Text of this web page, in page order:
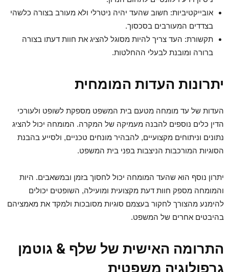
אובייקטיביות: חשוב שהעד יהיה ניטרלי ולא מעורב בצורה כלשהי
בצדדים המעורבים בסכסוך.
תקשורת: העד צריך להיות מסוגל להציג את חוות דעתו בצורה
ברורה ומובנת לבעלי ההחלטות.
יתרונות העדות המומחית
העדות של עד מומחה מטעם בית המשפט מספקת לשופט ולעורכי
הדין כלים נוספים להבנה מעמיקה של המקרה. המומחה יכול להציג
נתונים וניתוחים מקצועיים, להבהיר מונחים טכניים, ולסייע בהבנת
הסוגיות המורכבות הניצבות בפני בית המשפט.
יתרון נוסף הוא שהעד המומחה יכול לחסוך בזמן ובמשאבים. היות
והמומחה מספק חוות דעת מקצועית ומועילה, השופטים יכולים
להימנע מהצורך לחקור בעצמם סוגיות מסובכות ולמקד את מאמציהם
בהיבטים אחרים של המשפט.
התרומה האישית של שלף & גוטמן
גרפולוגיה משפטית